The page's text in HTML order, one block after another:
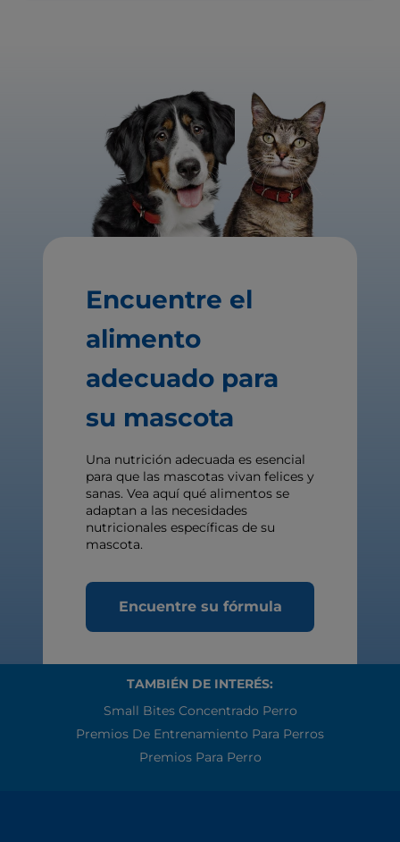
Encuentre el
alimento
adecuado para
su mascota
Una nutrición adecuada es esencial
para que las mascotas vivan felices y
sanas. Vea aquí qué alimentos se
adaptan a las necesidades
nutricionales específicas de su
mascota.
Encuentre su fórmula
TAMBIÉN DE INTERÉS:
Small Bites Concentrado Perro
Premios De Entrenamiento Para Perros
Premios Para Perro